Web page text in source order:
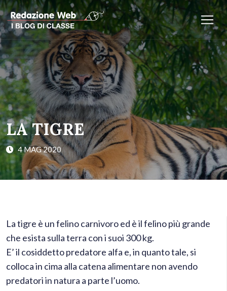
LA TIGRE
4 MAG 2020
La tigre è un felino carnivoro ed è il felino più grande
che esista sulla terra con i suoi 300 kg.
E’ il cosiddetto predatore alfa e, in quanto tale, si
colloca in cima alla catena alimentare non avendo
predatori in natura a parte l’uomo.